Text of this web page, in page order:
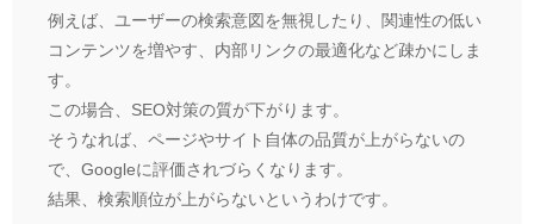
例えば、ユーザーの検索意図を無視したり、関連性の低い
コンテンツを増やす、内部リンクの最適化など疎かにしま
す。
この場合、SEO対策の質が下がります。
そうなれば、ページやサイト自体の品質が上がらないの
で、Googleに評価されづらくなります。
結果、検索順位が上がらないというわけです。